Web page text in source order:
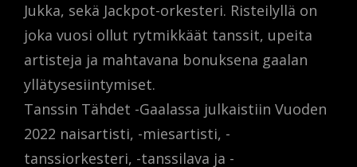
Jukka, sekä Jackpot-orkesteri. Risteilyllä on
joka vuosi ollut rytmikkäät tanssit, upeita
artisteja ja mahtavana bonuksena gaalan
yllätysesiintymiset.
Tanssin Tähdet -Gaalassa julkaistiin Vuoden
2022 naisartisti, -miesartisti, -
tanssiorkesteri, -tanssilava ja -